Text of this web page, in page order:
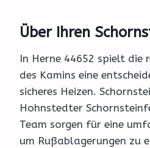
Über Ihren
In Herne 44652 spielt die
des Kamins eine
sicheres Heizen.
Hohnstedter
Team sorgen für eine
um Rußablagerungen zu